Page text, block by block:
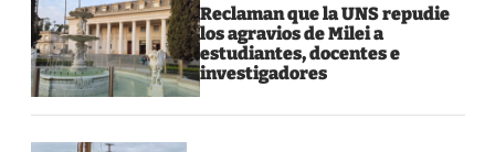
Reclaman que la UNS repudie
los agravios de Milei a
estudiantes, docentes e
investigadores